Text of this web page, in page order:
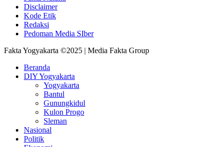
Disclaimer
Kode Etik
Redaksi
Pedoman Media SIber
Fakta Yogyakarta ©2025 | Media Fakta Group
Beranda
DIY Yogyakarta
Yogyakarta
Bantul
Gunungkidul
Kulon Progo
Sleman
Nasional
Politik